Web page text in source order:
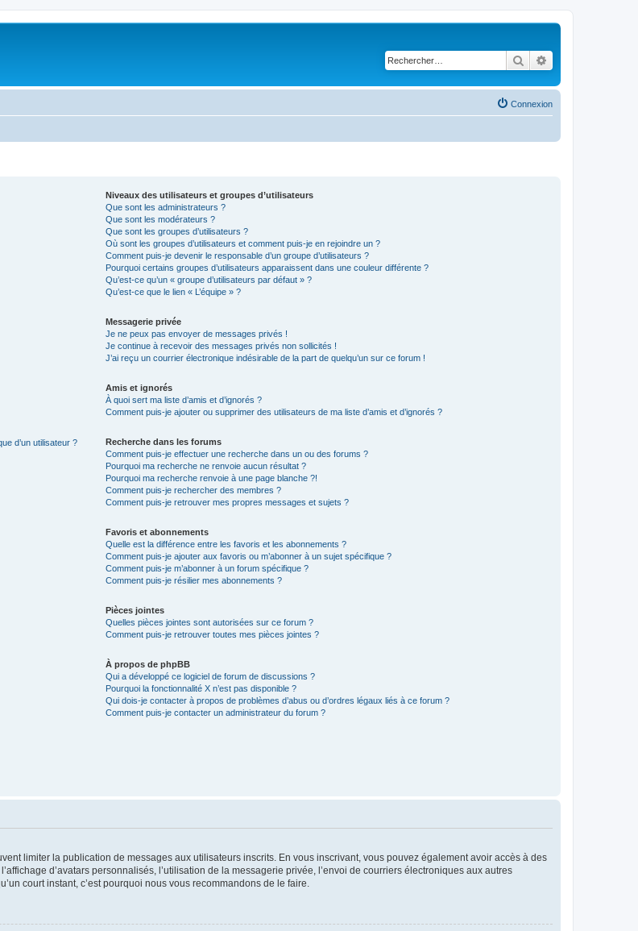
Rechercher
Connexion
d’un utilisateur ?
Niveaux des utilisateurs et groupes d’utilisateurs
Que sont les administrateurs ?
Que sont les modérateurs ?
Que sont les groupes d’utilisateurs ?
Où sont les groupes d’utilisateurs et comment puis-je en rejoindre un ?
Comment puis-je devenir le responsable d’un groupe d’utilisateurs ?
Pourquoi certains groupes d’utilisateurs apparaissent dans une couleur différente ?
Qu’est-ce qu’un « groupe d’utilisateurs par défaut » ?
Qu’est-ce que le lien « L’équipe » ?
Messagerie privée
Je ne peux pas envoyer de messages privés !
Je continue à recevoir des messages privés non sollicités !
J’ai reçu un courrier électronique indésirable de la part de quelqu’un sur ce forum !
Amis et ignorés
À quoi sert ma liste d’amis et d’ignorés ?
Comment puis-je ajouter ou supprimer des utilisateurs de ma liste d’amis et d’ignorés ?
Recherche dans les forums
Comment puis-je effectuer une recherche dans un ou des forums ?
Pourquoi ma recherche ne renvoie aucun résultat ?
Pourquoi ma recherche renvoie à une page blanche ?!
Comment puis-je rechercher des membres ?
Comment puis-je retrouver mes propres messages et sujets ?
Favoris et abonnements
Quelle est la différence entre les favoris et les abonnements ?
Comment puis-je ajouter aux favoris ou m’abonner à un sujet spécifique ?
Comment puis-je m’abonner à un forum spécifique ?
Comment puis-je résilier mes abonnements ?
Pièces jointes
Quelles pièces jointes sont autorisées sur ce forum ?
Comment puis-je retrouver toutes mes pièces jointes ?
À propos de phpBB
Qui a développé ce logiciel de forum de discussions ?
Pourquoi la fonctionnalité X n’est pas disponible ?
Qui dois-je contacter à propos de problèmes d’abus ou d’ordres légaux liés à ce forum ?
Comment puis-je contacter un administrateur du forum ?
limiter la publication de messages aux utilisateurs inscrits. En vous inscrivant, vous pouvez également avoir accès à des
d’avatars personnalisés, l’utilisation de la messagerie privée, l’envoi de courriers électroniques aux autres
court instant, c’est pourquoi nous vous recommandons de le faire.